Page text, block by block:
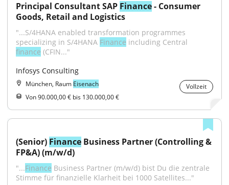
Principal Consultant SAP Finance - Consumer
Goods, Retail and Logistics
"...S/4HANA enabled transformation programmes
specializing in S/4HANA Finance
finance (CFIN..."
Infosys Consulting
München, Raum Eisenach
Vollzeit
Von 90.000,00 € bis 130.000,00 €
(Senior) Finance Business Partner (Controlling &
FP&A) (m/w/d)
"...Finance Business Partner (m/w/d) bist Du die zentrale
Stimme für finanzielle Klarheit bei 1000 Satellites..."